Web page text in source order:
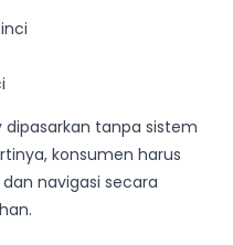
dipasarkan tanpa sistem
konsumen harus
navigasi secara